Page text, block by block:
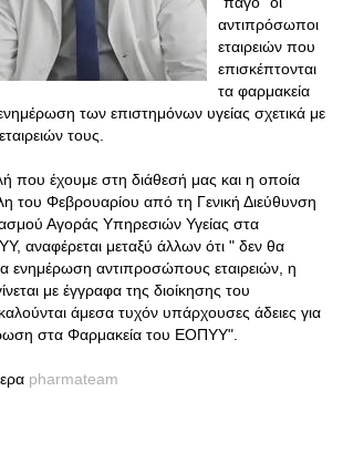
αντιπρόσωποι
εταιρειών που
επισκέπτονται
τα φαρμακεία
των επιστημόνων υγείας σχετικά με
τους.
που έχουμε στη διάθεσή μας και η οποία
του Φεβρουαρίου από τη Γενική Διεύθυνση
Αγοράς Υπηρεσιών Υγείας στα
αναφέρεται μεταξύ άλλων ότι " δεν θα
ενημέρωση αντιπροσώπους εταιρειών, η
με έγγραφα της διοίκησης του
άμεσα τυχόν υπάρχουσες άδειες για
στα Φαρμακεία του ΕΟΠΥΥ".
pharmateam